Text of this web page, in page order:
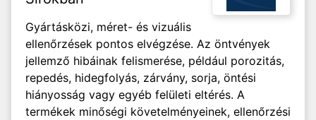
Gyártásközi, méret- és vizuális
ellenőrzések pontos elvégzése. Az öntvények
jellemző hibáinak felismerése, például porozitás,
repedés, hidegfolyás, zárvány, sorja, öntési
hiányosság vagy egyéb felületi eltérés. A
termékek minőségi követelményeinek, ellenőrzési